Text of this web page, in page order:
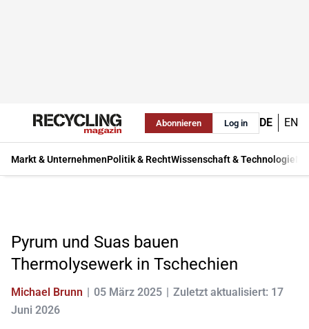
Abonnieren Log in DE EN
Markt & UnternehmenPolitik & RechtWissenschaft & Technologie
Pyrum und Suas bauen
Thermolysewerk in Tschechien
Michael Brunn 05 März 2025
Zuletzt aktualisiert: 17
Juni 2026